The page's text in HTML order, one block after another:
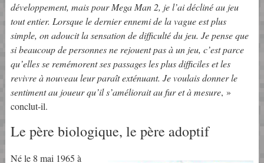
développement, mais pour Mega Man 2, je l’ai décliné au jeu
tout entier. Lorsque le dernier ennemi de la vague est plus
simple, on adoucit la sensation de difficulté du jeu. Je pense que
si beaucoup de personnes ne rejouent pas à un jeu, c’est parce
qu’elles se remémorent ses passages les plus difficiles et les
revivre à nouveau leur paraît exténuant. Je voulais donner le
sentiment au joueur qu’il s’améliorait au fur et à mesure, »
conclut-il.
Le père biologique, le père adoptif
Né le 8 mai 1965 à